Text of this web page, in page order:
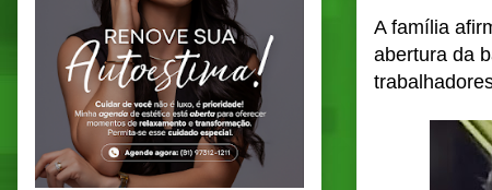
A família
abertura da